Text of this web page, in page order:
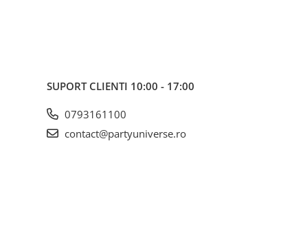
SUPORT CLIENTI 10:00 - 17:00
0793161100
contact@partyuniverse.ro